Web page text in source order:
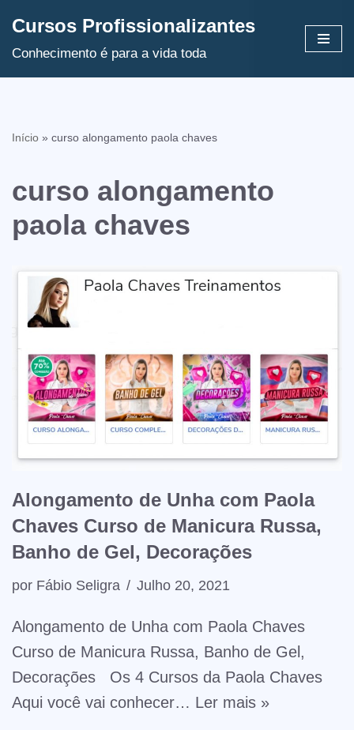
Avançar
Cursos Profissionalizantes
Conhecimento é para a vida toda
Início » curso alongamento paola chaves
curso alongamento
paola chaves
Alongamento de Unha com Paola
Chaves Curso de Manicura Russa,
Banho de Gel, Decorações
por Fábio Seligra Julho 20, 2021
Alongamento de Unha com Paola Chaves
Curso de Manicura Russa, Banho de Gel,
Decorações Os 4 Cursos da Paola Chaves
Aqui você vai conhecer… Ler mais »